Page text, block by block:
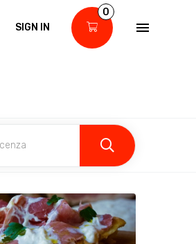
SIGN IN
0